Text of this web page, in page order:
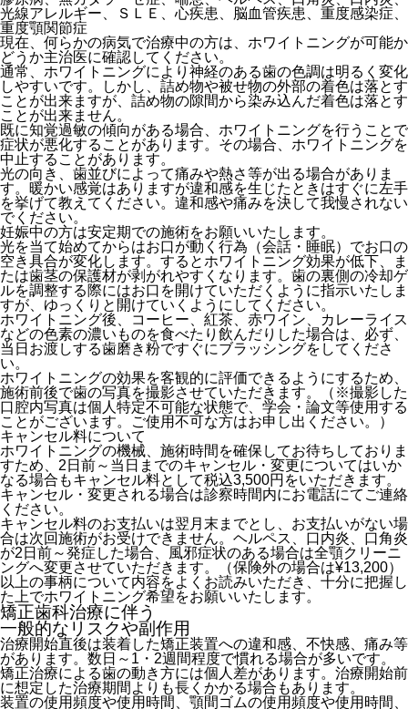
光線アレルギー、ＳＬＥ、心疾患、脳血管疾患、重度感染症、
重度顎関節症
現在、何らかの病気で治療中の方は、ホワイトニングが可能か
どうか主治医に確認してください。
通常、ホワイトニングにより神経のある歯の色調は明るく変化
しやすいです。しかし、詰め物や被せ物の外部の着色は落とす
ことが出来ますが、詰め物の隙間から染み込んだ着色は落とす
ことが出来ません。
既に知覚過敏の傾向がある場合、ホワイトニングを行うことで
症状が悪化することがあります。その場合、ホワイトニングを
中止することがあります。
光の向き、歯並びによって痛みや熱さ等が出る場合がありま
す。暖かい感覚はありますが違和感を生じたときはすぐに左手
を挙げて教えてください。違和感や痛みを決して我慢されない
でください。
妊娠中の方は安定期での施術をお願いいたします。
光を当て始めてからはお口が動く行為（会話・睡眠）でお口の
空き具合が変化します。するとホワイトニング効果が低下、ま
たは歯茎の保護材が剥がれやすくなります。歯の裏側の冷却ゲ
ルを調整する際にはお口を開けていただくように指示いたしま
すが、ゆっくりと開けていくようにしてください。
ホワイトニング後、コーヒー、紅茶、赤ワイン、カレーライス
などの色素の濃いものを食べたり飲んだりした場合は、必ず、
当日お渡しする歯磨き粉ですぐにブラッシングをしてくださ
い。
ホワイトニングの効果を客観的に評価できるようにするため、
施術前後で歯の写真を撮影させていただきます。（※撮影した
口腔内写真は個人特定不可能な状態で、学会・論文等使用する
ことがございます。ご使用不可な方はお申し出ください。）
キャンセル料について
ホワイトニングの機械、施術時間を確保してお待ちしておりま
すため、2日前～当日までのキャンセル・変更についてはいか
なる場合もキャンセル料として税込3,500円をいただきます。
キャンセル・変更される場合は診察時間内にお電話にてご連絡
ください。
キャンセル料のお支払いは翌月末までとし、お支払いがない場
合は次回施術がお受けできません。ヘルペス、口内炎、口角炎
が2日前～発症した場合、風邪症状のある場合は全顎クリーニ
ングへ変更させていただきます。（保険外の場合は¥13,200）
以上の事柄について内容をよくお読みいただき、十分に把握し
た上でホワイトニング希望をお願いいたします。
矯正歯科治療に伴う
一般的なリスクや副作用
治療開始直後は装着した矯正装置への違和感、不快感、痛み等
があります。数日～1・2週間程度で慣れる場合が多いです。
矯正治療による歯の動き方には個人差があります。治療開始前
に想定した治療期間よりも長くかかる場合もあります。
装置の使用頻度や使用時間、顎間ゴムの使用頻度や使用時間、